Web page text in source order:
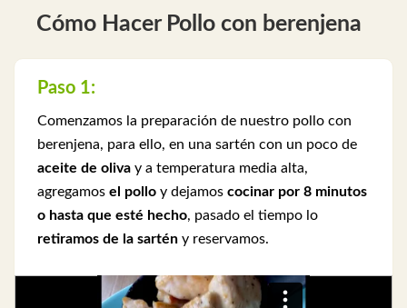
Cómo Hacer Pollo con berenjena
Paso 1:
Comenzamos la preparación de nuestro pollo con
berenjena, para ello, en una sartén con un poco de
aceite de oliva y a temperatura media alta,
agregamos el pollo y dejamos cocinar por 8 minutos
o hasta que esté hecho, pasado el tiempo lo
retiramos de la sartén y reservamos.